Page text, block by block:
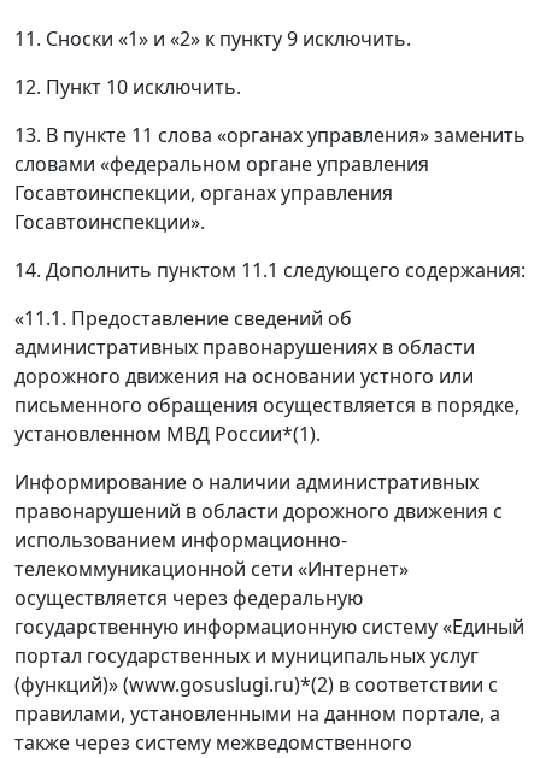
11. Сноски «1» и «2» к пункту 9 исключить.
12. Пункт 10 исключить.
13. В пункте 11 слова «органах управления» заменить
словами «федеральном органе управления
Госавтоинспекции, органах управления
Госавтоинспекции».
14. Дополнить пунктом 11.1 следующего содержания:
«11.1. Предоставление сведений об
административных правонарушениях в области
дорожного движения на основании устного или
письменного обращения осуществляется в порядке,
установленном МВД России*(1).
Информирование о наличии административных
правонарушений в области дорожного движения с
использованием информационно-
телекоммуникационной сети «Интернет»
осуществляется через федеральную
государственную информационную систему «Единый
портал государственных и муниципальных услуг
(функций)» (www.gosuslugi.ru)*(2) в соответствии с
правилами, установленными на данном портале, а
также через систему межведомственного